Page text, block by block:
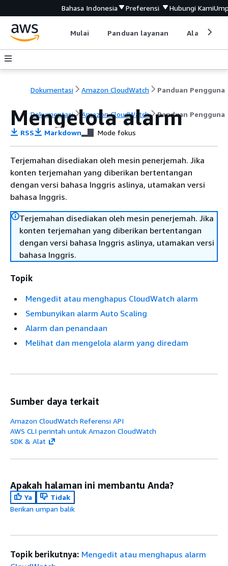
Bahasa Indonesia Preferensi Hubungi Kami
Mulai Panduan layanan Alat
Dokumentasi Amazon CloudWatch Panduan Pengguna
Dokumentasi Amazon CloudWatch Panduan Pengguna
Mengelola alarm
RSS Markdown Mode fokus
Terjemahan disediakan oleh mesin penerjemah. Jika
konten terjemahan yang diberikan bertentangan
dengan versi bahasa Inggris aslinya, utamakan versi
bahasa Inggris.
Terjemahan disediakan oleh mesin penerjemah. Jika
konten terjemahan yang diberikan bertentangan
dengan versi bahasa Inggris aslinya, utamakan versi
bahasa Inggris.
Topik
Mengedit atau menghapus CloudWatch alarm
Sembunyikan alarm Auto Scaling
Alarm dan penandaan
Melihat dan mengelola alarm yang diredam
Sumber daya terkait
Amazon CloudWatch Referensi API
AWS CLI perintah untuk Amazon CloudWatch
SDK & Alat
Apakah halaman ini membantu Anda?
Ya
Tidak
Berikan umpan balik
Topik berikutnya: Mengedit atau menghapus alarm